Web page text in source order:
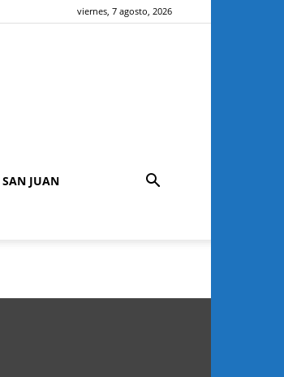
viernes, 7 agosto, 2026
SAN JUAN